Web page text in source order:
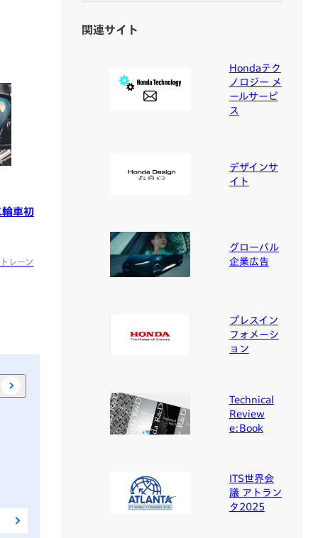
車初
レーン
関連サイト
Hondaテク
ノロジー メ
ールサービ
ス
デザインサ
イト
グローバル
企業広告
プレスイン
フォメーシ
ョン
Technical
Review
e:Book
ITS世界会
議 アトラン
タ2025